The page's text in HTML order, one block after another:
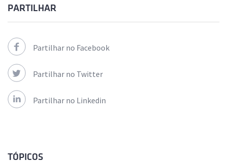
PARTILHAR
Partilhar no Facebook
Partilhar no Twitter
Partilhar no Linkedin
TÓPICOS